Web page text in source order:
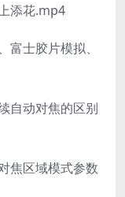
添花.mp4
士胶片模拟、
自动对焦的区别
焦区域模式参数